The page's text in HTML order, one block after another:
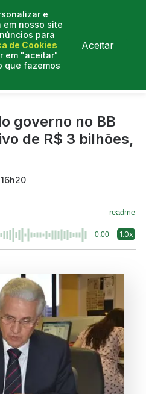
e
em nosso site
para
de Cookies
em "aceitar"
que fazemos
Aceitar
governo no BB
de R$ 3 bilhões,
readme
0:00 1.0x